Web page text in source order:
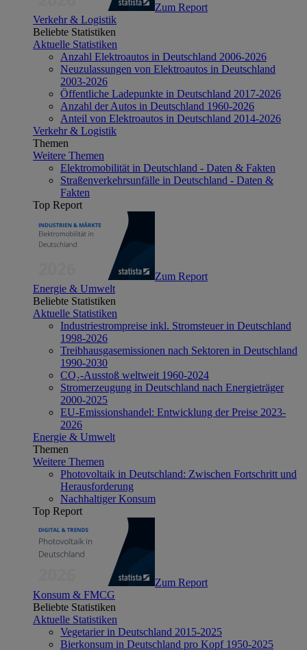
Zum Report
Verkehr & Logistik
Beliebte Statistiken
Aktuelle Statistiken
Anzahl Elektroautos in Deutschland 2006-2026
Neuzulassungen von Elektroautos in Deutschland
2003-2026
Öffentliche Ladepunkte in Deutschland 2017-2026
Anzahl der Autos in Deutschland 1960-2026
Anteil von Elektroautos in Deutschland 2014-2026
Verkehr & Logistik
Themen
Weitere Themen
Elektromobilität in Deutschland - Daten & Fakten
Straßenverkehrsunfälle in Deutschland - Daten &
Fakten
Top Report
Zum Report
Energie & Umwelt
Beliebte Statistiken
Aktuelle Statistiken
Industriestrompreise inkl. Stromsteuer in Deutschland
1998-2026
Treibhausgasemissionen nach Sektoren in Deutschland
1990-2030
CO₂-Ausstoß weltweit 1960-2024
Stromerzeugung in Deutschland nach Energieträger
2000-2025
EU-Emissionshandel: Entwicklung der Preise 2023-
2026
Energie & Umwelt
Themen
Weitere Themen
Photovoltaik in Deutschland: Zwischen Fortschritt und
Herausforderung
Nachhaltiger Konsum
Top Report
Zum Report
Konsum & FMCG
Beliebte Statistiken
Aktuelle Statistiken
Vegetarier in Deutschland 2015-2025
Bierkonsum in Deutschland pro Kopf 1950-2025